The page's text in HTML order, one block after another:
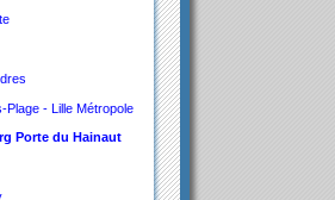
Plage - Lille Métropole
Porte du Hainaut